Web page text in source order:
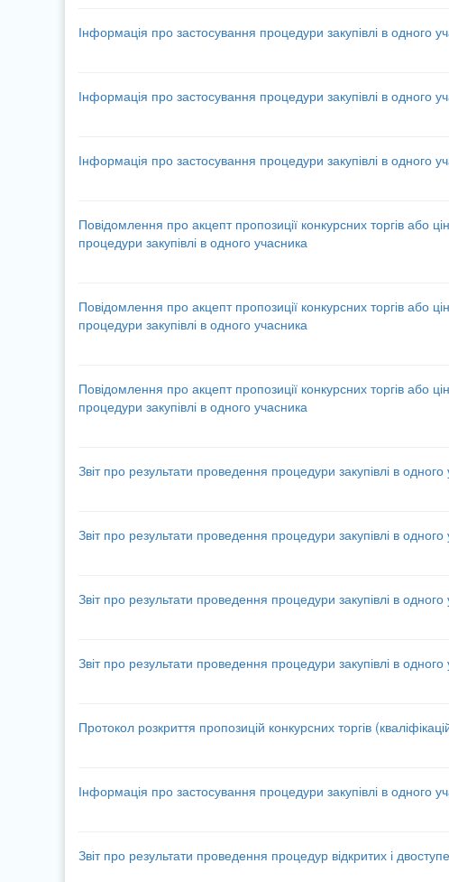
Інформація про застосування процедури закупівлі в одного
Інформація про застосування процедури закупівлі в одного
Інформація про застосування процедури закупівлі в одного
Повідомлення про акцепт пропозиції конкурсних торгів або
процедури закупівлі в одного учасника
Повідомлення про акцепт пропозиції конкурсних торгів або
процедури закупівлі в одного учасника
Повідомлення про акцепт пропозиції конкурсних торгів або
процедури закупівлі в одного учасника
Звіт про результати проведення процедури закупівлі в
Звіт про результати проведення процедури закупівлі в
Звіт про результати проведення процедури закупівлі в
Звіт про результати проведення процедури закупівлі в одного
Протокол розкриття пропозицій конкурсних торгів
Інформація про застосування процедури закупівлі в одного
Звіт про результати проведення процедур відкритих і